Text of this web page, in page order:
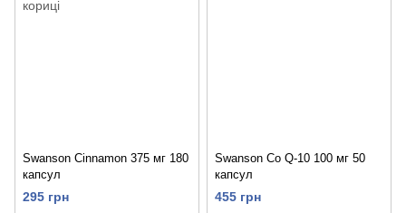
Swanson Cinnamon 375 мг 180
капсул
295 грн
Swanson Co Q-10 100 мг 50
капсул
455 грн